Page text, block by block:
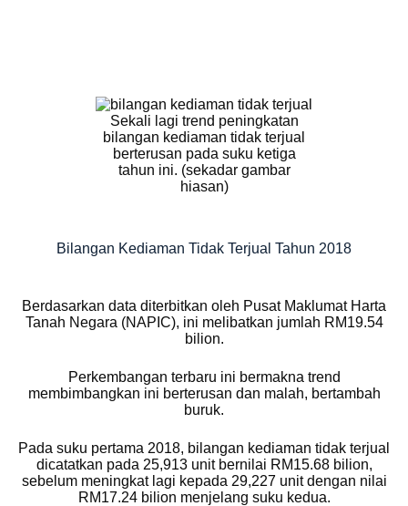
Sekali lagi trend peningkatan
bilangan kediaman tidak terjual
berterusan pada suku ketiga
tahun ini. (sekadar gambar
hiasan)
Bilangan Kediaman Tidak Terjual Tahun 2018
Berdasarkan data diterbitkan oleh Pusat Maklumat Harta
Tanah Negara (NAPIC), ini melibatkan jumlah RM19.54
bilion.
Perkembangan terbaru ini bermakna trend
membimbangkan ini berterusan dan malah, bertambah
buruk.
Pada suku pertama 2018, bilangan kediaman tidak terjual
dicatatkan pada 25,913 unit bernilai RM15.68 bilion,
sebelum meningkat lagi kepada 29,227 unit dengan nilai
RM17.24 bilion menjelang suku kedua.